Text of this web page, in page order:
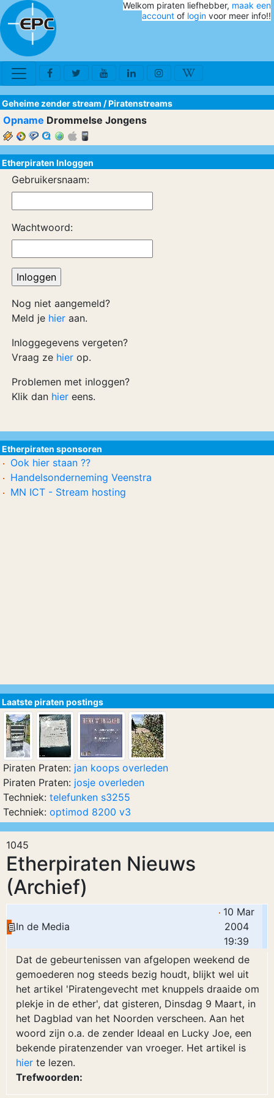
Welkom piraten liefhebber, maak een
account of login voor meer info!!
1045
Etherpiraten Nieuws
(Archief)
In de Media
10 Mar
2004
19:39
Dat de gebeurtenissen van afgelopen weekend de
gemoederen nog steeds bezig houdt, blijkt wel uit
het artikel 'Piratengevecht met knuppels draaide om
plekje in de ether', dat gisteren, Dinsdag 9 Maart, in
het Dagblad van het Noorden verscheen. Aan het
woord zijn o.a. de zender Ideaal en Lucky Joe, een
bekende piratenzender van vroeger. Het artikel is
hier te lezen.
Trefwoorden:
Geheime zender stream /Piratenstreams
Opname Drommelse Jongens
Etherpiraten Inloggen
Gebruikersnaam:
Wachtwoord:
Nog niet aangemeld?
Meld je hier aan.
Inloggegevens vergeten?
Vraag ze hier op.
Problemen met inloggen?
Klik dan hier eens.
Etherpiraten sponsoren
Ook hier staan ??
Handelsonderneming Veenstra
MN ICT - Stream hosting
Laatste piraten postings
Piraten Praten: jan koops overleden
Piraten Praten: josje overleden
Techniek: telefunken s3255
Techniek: optimod 8200 v3